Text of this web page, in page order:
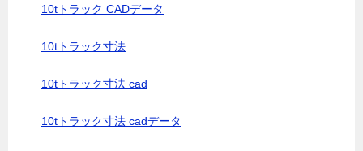
10tトラック CADデータ
10tトラック寸法
10tトラック寸法 cad
10tトラック寸法 cadデータ